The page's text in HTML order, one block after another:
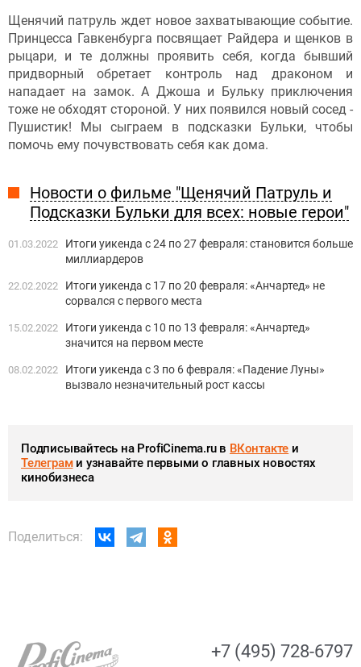
Щенячий патруль ждет новое захватывающие событие.
Принцесса Гавкенбурга посвящает Райдера и щенков в
рыцари, и те должны проявить себя, когда бывший
придворный обретает контроль над драконом и
нападает на замок. А Джоша и Бульку приключения
тоже не обходят стороной. У них появился новый сосед -
Пушистик! Мы сыграем в подсказки Бульки, чтобы
помочь ему почувствовать себя как дома.
Новости о фильме "Щенячий Патруль и
Подсказки Бульки для всех: новые герои"
01.03.2022
Итоги уикенда с 24 по 27 февраля: становится больше
миллиардеров
22.02.2022
Итоги уикенда с 17 по 20 февраля: «Анчартед» не
сорвался с первого места
15.02.2022
Итоги уикенда с 10 по 13 февраля: «Анчартед»
значится на первом месте
08.02.2022
Итоги уикенда с 3 по 6 февраля: «Падение Луны»
вызвало незначительный рост кассы
Подписывайтесь на ProfiCinema.ru в ВКонтакте и
Телеграми узнавайте первыми о главных новостях
кинобизнеса
Поделиться:
+7 (495) 728-6797